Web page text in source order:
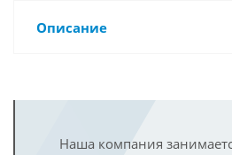
Описание
Наша компания